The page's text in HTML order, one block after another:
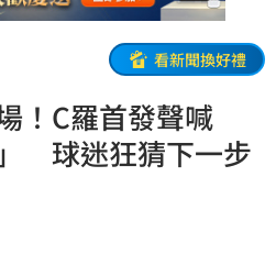
看新聞換好禮
！C羅首發聲喊
」 球迷狂猜下一步